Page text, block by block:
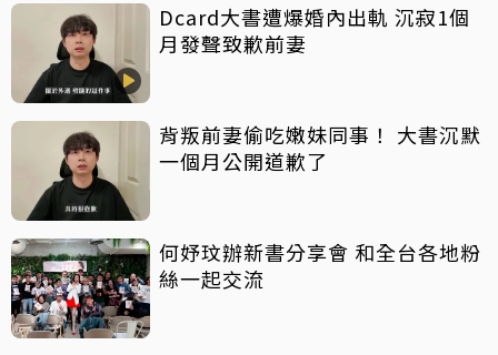
Dcard大書遭爆婚內出軌 沉寂1個
月發聲致歉前妻
背叛前妻偷吃嫩妹同事！ 大書沉默
一個月公開道歉了
何妤玟辦新書分享會 和全台各地粉
絲一起交流